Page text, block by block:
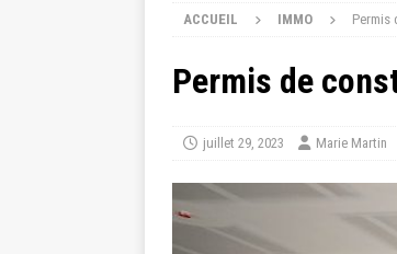
ACCUEIL IMMO Permis
Permis de
juillet 29, 2023 Marie Martin